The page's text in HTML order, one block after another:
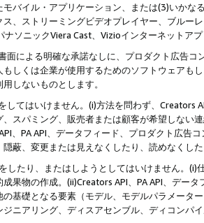
モバイル・アプリケーション、または(3)いか
ス、ストリーミングビデオプレイヤー、ブルー
ナソニックViera Cast、Vizioインターネットア
面による明確な承諾なしに、プロダクト広告
しくは企業が使用するためのソフトウェアも
しないものとします。
してはいけません。(i)方法を問わず、Creators
、スパミング、販売者または顧客が希望しない
、PA API、データフィード、プロダクト広告
蔽、変更または見えなくしたり、読めなくし
したり、またはしようとしてはいけません。
成果物の作成。(ii)Creators API、PA API、デー
の基礎となる要素（モデル、モデルパラメータ
ジニアリング、ディスアセンブル、ディコンパ